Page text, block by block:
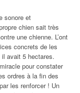
sonore et
chien sait très
une chienne. L’ont
concrets de les
avait 5 hectares.
pour constater
ordres à la fin des
les renforcer ! Un